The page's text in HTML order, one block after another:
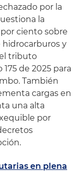
por la
la
ciento sobre
hidrocarburos y
tributo
de 2025 para
También
cargas en
una alta
por
en plena